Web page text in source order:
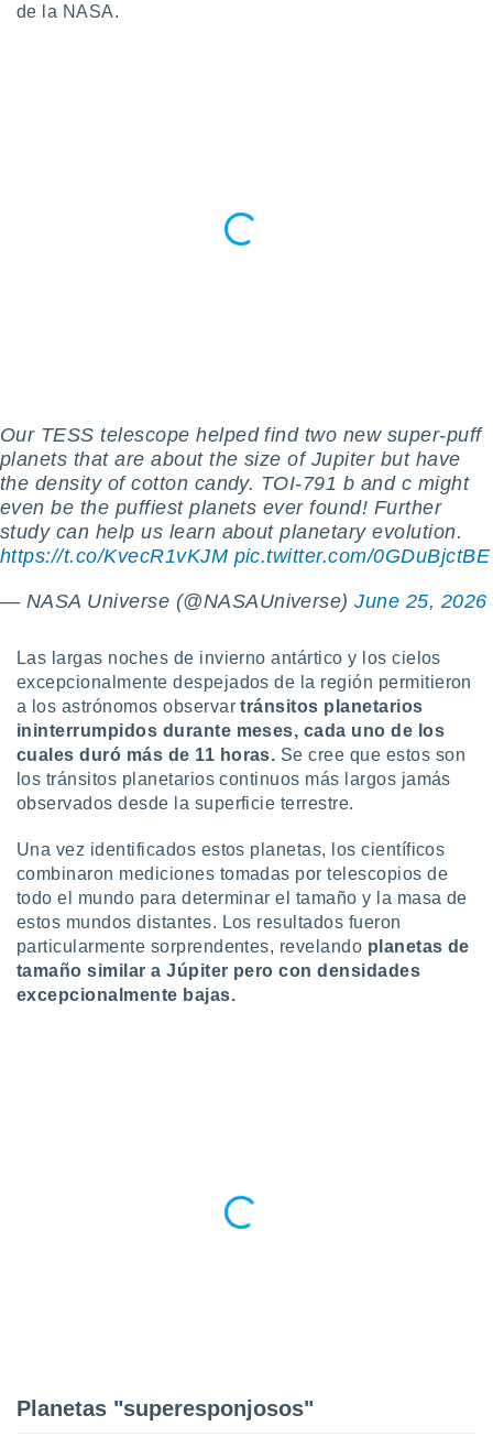
similares
como
este sitio
IP
de
en
a lo que
Para
su
u
datos
en
en
la
de la NASA.
Our TESS telescope helped find two new super-puff
planets that are about the size of Jupiter but have
the density of cotton candy. TOI-791 b and c might
even be the puffiest planets ever found! Further
study can help us learn about planetary evolution.
https://t.co/KvecR1vKJM pic.twitter.com/0GDuBjctBE
— NASA Universe (@NASAUniverse)June 25, 2026
Las largas noches de invierno antártico y los cielos
excepcionalmente despejados de la región permitieron
a los astrónomos observartránsitos planetarios
ininterrumpidos durante meses, cada uno de los
cuales duró más de 11 horas. Se cree que estos son
los tránsitos planetarios continuos más largos jamás
observados desde la superficie terrestre.
Una vez identificados estos planetas, los científicos
combinaron mediciones tomadas por telescopios de
todo el mundo para determinar el tamaño y la masa de
estos mundos distantes. Los resultados fueron
particularmente sorprendentes, revelando planetas de
tamaño similar a Júpiter pero con densidades
excepcionalmente bajas.
Planetas "superesponjosos"